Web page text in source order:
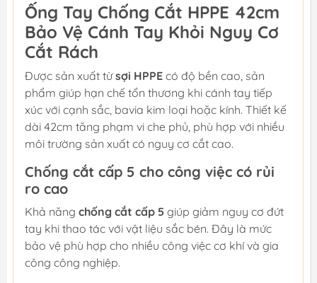
Ống Tay Chống Cắt HPPE 42cm
Bảo Vệ Cánh Tay Khỏi Nguy Cơ
Cắt Rách
Được sản xuất từsợi HPPE có độ bền cao, sản
phẩm giúp hạn chế tổn thương khi cánh tay tiếp
xúc với cạnh sắc, bavia kim loại hoặc kính. Thiết kế
dài 42cm tăng phạm vi che phủ, phù hợp với nhiều
môi trường sản xuất có nguy cơ cắt cao.
Chống cắt cấp 5 cho công việc có rủi
ro cao
Khả năng chống cắt cấp 5 giúp giảm nguy cơ đứt
tay khi thao tác với vật liệu sắc bén. Đây là mức
bảo vệ phù hợp cho nhiều công việc cơ khí và gia
công công nghiệp.